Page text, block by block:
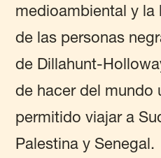
medioambiental y
de las personas
de Dillahunt-
de hacer del mundo
permitido viajar a
Palestina y Senegal.